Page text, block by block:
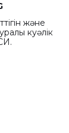
және
куәлік